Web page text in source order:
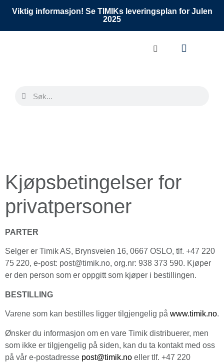
Viktig informasjon! Se TIMIKs leveringsplan for Julen
2025
Kjøpsbetingelser for
privatpersoner
PARTER
Selger er Timik AS, Brynsveien 16, 0667 OSLO, tlf. +47 220
75 220, e-post: post@timik.no, org.nr: 938 373 590. Kjøper
er den person som er oppgitt som kjøper i bestillingen.
BESTILLING
Varene som kan bestilles ligger tilgjengelig på www.timik.no.
Ønsker du informasjon om en vare Timik distribuerer, men
som ikke er tilgjengelig på siden, kan du ta kontakt med oss
på vår e-postadresse post@timik.no eller tlf. +47 220